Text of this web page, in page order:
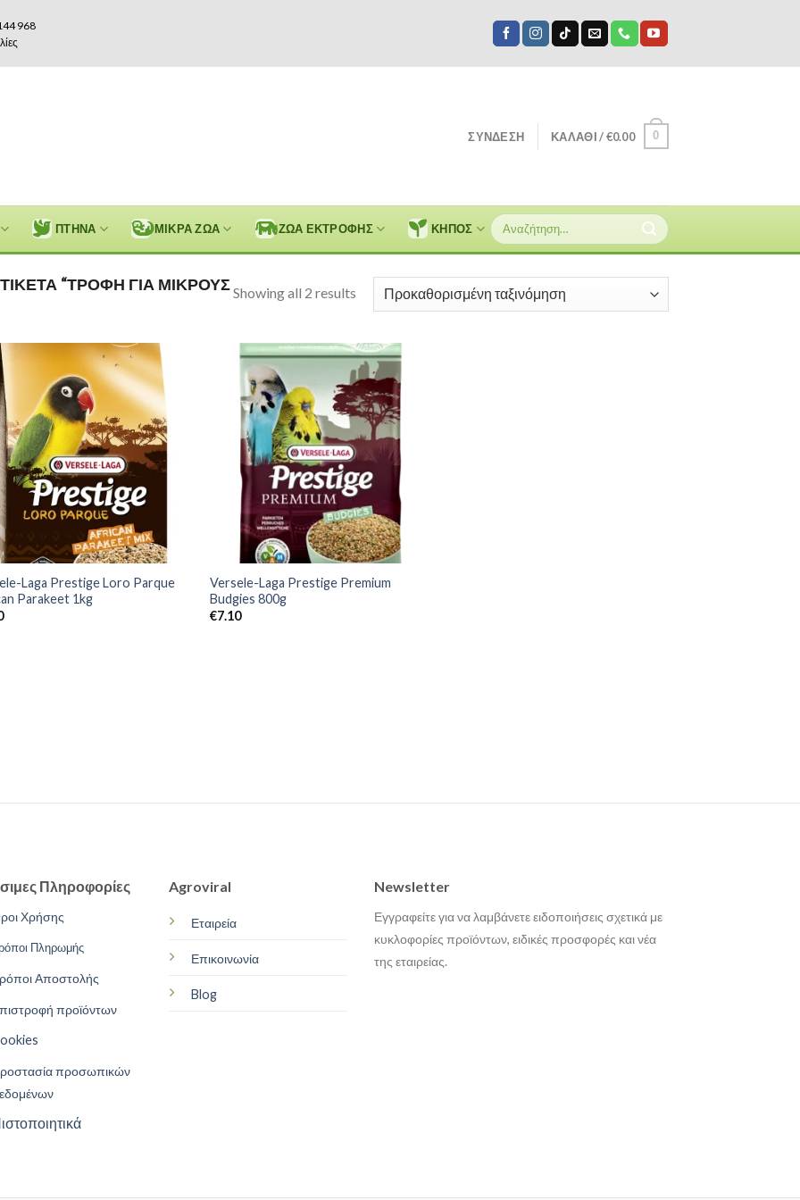
968
ΣΎΝΔΕΣΗ ΚΑΛΆΘΙ /€0.00 0
ΠΤΗΝΑ ΜΙΚΡΑ ΖΩΑ ΖΩΑ ΕΚΤΡΟΦΗΣ ΚΗΠΟΣ
Αναζήτηση
για:
“ΤΡΟΦΉ ΓΙΑ ΜΙΚΡΟΎΣShowing all 2 results
Laga Prestige Loro Parque
Parakeet 1kg
Versele-Laga Prestige Premium
Budgies 800g
€7.10
Πληροφορίες
Χρήσης
Πληρωμής
Αποστολής
προϊόντων
προσωπικών
Agroviral
Εταιρεία
Επικοινωνία
Blog
Newsletter
Εγγραφείτε για να λαμβάνετε ειδοποιήσεις σχετικά με
κυκλοφορίες προϊόντων, ειδικές προσφορές και νέα
της εταιρείας.